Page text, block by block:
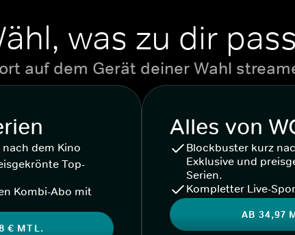
was zu dir
auf dem Gerät deiner Wahl
dem Kino
Top-
Kombi-Abo mit
€ MTL.
Alles von
Blockbuster kurz
Exklusive und
Serien.
Kompletter Live-
AB 34,97